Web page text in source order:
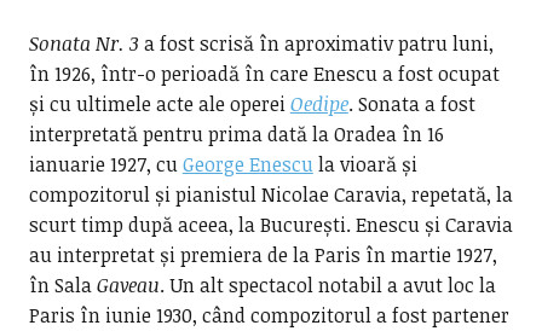
Sonata Nr. 3 a fost scrisă în aproximativ patru luni,
în 1926, într-o perioadă în care Enescu a fost ocupat
și cu ultimele acte ale opereiOedipe. Sonata a fost
interpretată pentru prima dată la Oradea în 16
ianuarie 1927, cuGeorge Enescula vioară și
compozitorul și pianistul Nicolae Caravia, repetată, la
scurt timp după aceea, la București. Enescu și Caravia
au interpretat și premiera de la Paris în martie 1927,
în SalaGaveau. Un alt spectacol notabil a avut loc la
Paris în iunie 1930, când compozitorul a fost partener